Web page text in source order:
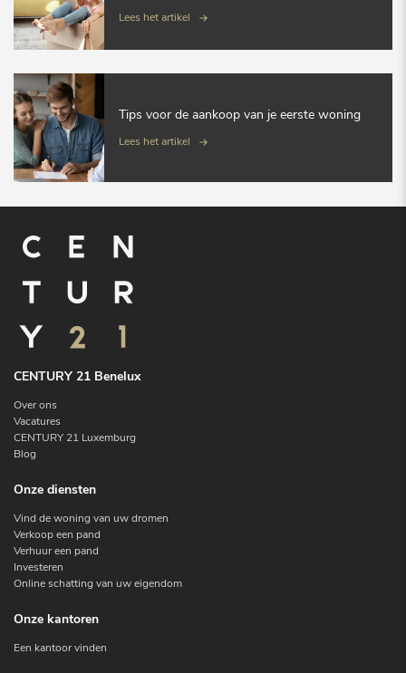
Lees het artikel
Tips voor de aankoop van je eerste woning
Lees het artikel
CENTURY 21 Benelux
Over ons
Vacatures
CENTURY 21 Luxemburg
Blog
Onze diensten
Vind de woning van uw dromen
Verkoop een pand
Verhuur een pand
Investeren
Online schatting van uw eigendom
Onze kantoren
Een kantoor vinden